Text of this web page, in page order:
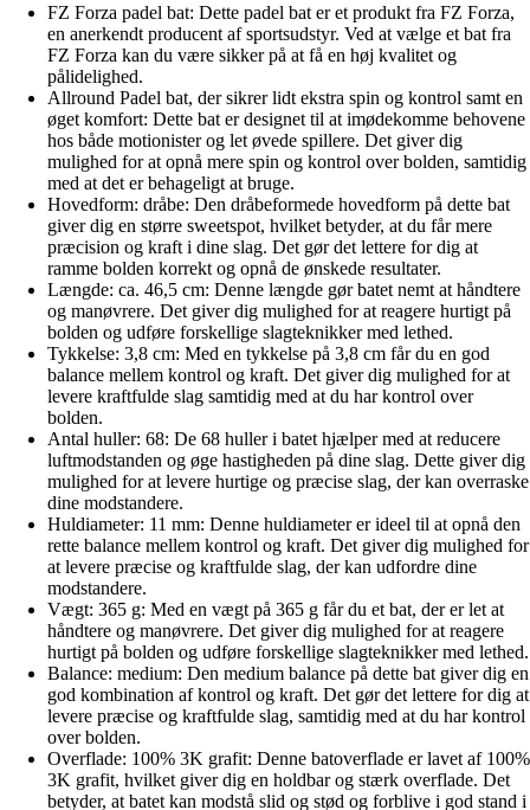
FZ Forza padel bat: Dette padel bat er et produkt fra FZ Forza,
en anerkendt producent af sportsudstyr. Ved at vælge et bat fra
FZ Forza kan du være sikker på at få en høj kvalitet og
pålidelighed.
Allround Padel bat, der sikrer lidt ekstra spin og kontrol samt en
øget komfort: Dette bat er designet til at imødekomme behovene
hos både motionister og let øvede spillere. Det giver dig
mulighed for at opnå mere spin og kontrol over bolden, samtidig
med at det er behageligt at bruge.
Hovedform: dråbe: Den dråbeformede hovedform på dette bat
giver dig en større sweetspot, hvilket betyder, at du får mere
præcision og kraft i dine slag. Det gør det lettere for dig at
ramme bolden korrekt og opnå de ønskede resultater.
Længde: ca. 46,5 cm: Denne længde gør batet nemt at håndtere
og manøvrere. Det giver dig mulighed for at reagere hurtigt på
bolden og udføre forskellige slagteknikker med lethed.
Tykkelse: 3,8 cm: Med en tykkelse på 3,8 cm får du en god
balance mellem kontrol og kraft. Det giver dig mulighed for at
levere kraftfulde slag samtidig med at du har kontrol over
bolden.
Antal huller: 68: De 68 huller i batet hjælper med at reducere
luftmodstanden og øge hastigheden på dine slag. Dette giver dig
mulighed for at levere hurtige og præcise slag, der kan overraske
dine modstandere.
Huldiameter: 11 mm: Denne huldiameter er ideel til at opnå den
rette balance mellem kontrol og kraft. Det giver dig mulighed for
at levere præcise og kraftfulde slag, der kan udfordre dine
modstandere.
Vægt: 365 g: Med en vægt på 365 g får du et bat, der er let at
håndtere og manøvrere. Det giver dig mulighed for at reagere
hurtigt på bolden og udføre forskellige slagteknikker med lethed.
Balance: medium: Den medium balance på dette bat giver dig en
god kombination af kontrol og kraft. Det gør det lettere for dig at
levere præcise og kraftfulde slag, samtidig med at du har kontrol
over bolden.
Overflade: 100% 3K grafit: Denne batoverflade er lavet af 100%
3K grafit, hvilket giver dig en holdbar og stærk overflade. Det
betyder, at batet kan modstå slid og stød og forblive i god stand i